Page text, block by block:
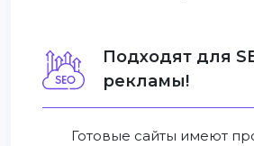
Подходят для
рекламы!
Готовые сайты имеют